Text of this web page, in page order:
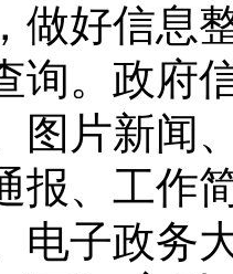
做好信息
询。政府
图片新闻
报、工作
电子政务